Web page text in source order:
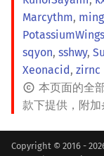
拟阵
PQ 树
手指树
霍夫曼树
图的着色
网络流
图的匹配
Prüfer 序列
Marcythm,
PotassiumWings
sqyon, sshwy,
Xeonacid, zirnc
本页面的全
款下提供，附
Copyright © 2016 -